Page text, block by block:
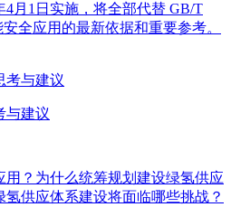
4月1日实施，将全部代替 GB/T
全应用的最新依据和重要参考。
与建议
？为什么统筹规划建设绿氢供应
供应体系建设将面临哪些挑战？